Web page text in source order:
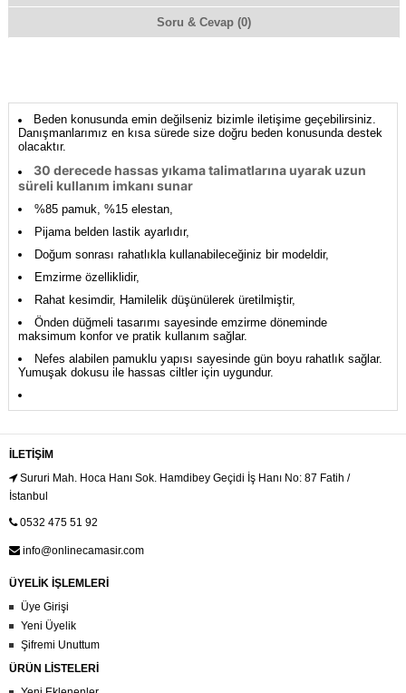
Soru & Cevap (0)
Beden konusunda emin değilseniz bizimle iletişime geçebilirsiniz.
Danışmanlarımız en kısa sürede size doğru beden konusunda destek
olacaktır.
30 derecede hassas yıkama talimatlarına uyarak uzun
süreli kullanım imkanı sunar
%85 pamuk, %15 elestan,
Pijama belden lastik ayarlıdır,
Doğum sonrası rahatlıkla kullanabileceğiniz bir modeldir,
Emzirme özelliklidir,
Rahat kesimdir, Hamilelik düşünülerek üretilmiştir,
Önden düğmeli tasarımı sayesinde emzirme döneminde
maksimum konfor ve pratik kullanım sağlar.
Nefes alabilen pamuklu yapısı sayesinde gün boyu rahatlık sağlar.
Yumuşak dokusu ile hassas ciltler için uygundur.
İLETIŞIM
Sururi Mah. Hoca Hanı Sok. Hamdibey Geçidi İş Hanı No: 87 Fatih /
İstanbul
0532 475 51 92
info@onlinecamasir.com
ÜYELİK İŞLEMLERİ
Üye Girişi
Yeni Üyelik
Şifremi Unuttum
ÜRÜN LİSTELERİ